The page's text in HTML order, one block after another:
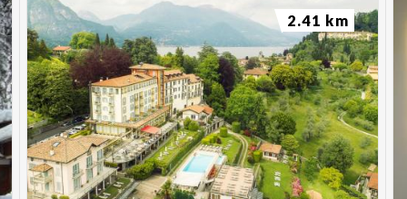
2.41 km